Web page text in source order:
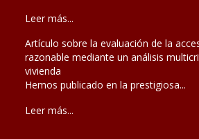
Leer más...
Artículo sobre la evaluación de la
razonable mediante un análisis
vivienda
Hemos publicado en la prestigiosa...
Leer más...